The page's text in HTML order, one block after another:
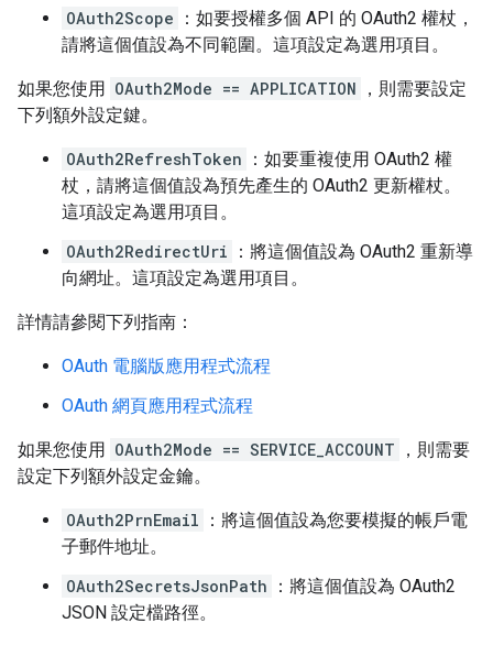
OAuth2Scope
：如要授權多個 API 的 OAuth2 權杖，
請將這個值設為不同範圍。這項設定為選用項目。
如果您使用 OAuth2Mode == APPLICATION
，則需要設定
下列額外設定鍵。
OAuth2RefreshToken
：如要重複使用 OAuth2 權
杖，請將這個值設為預先產生的 OAuth2 更新權杖。
這項設定為選用項目。
OAuth2RedirectUri
：將這個值設為 OAuth2 重新導
向網址。這項設定為選用項目。
詳情請參閱下列指南：
OAuth 電腦版應用程式流程
OAuth 網頁應用程式流程
如果您使用 OAuth2Mode == SERVICE_ACCOUNT
，則需要
設定下列額外設定金鑰。
OAuth2PrnEmail
：將這個值設為您要模擬的帳戶電
子郵件地址。
OAuth2SecretsJsonPath
：將這個值設為 OAuth2
JSON 設定檔路徑。